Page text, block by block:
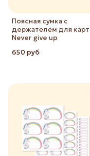
Поясная сумка с
держателем для
Never give up
650 руб